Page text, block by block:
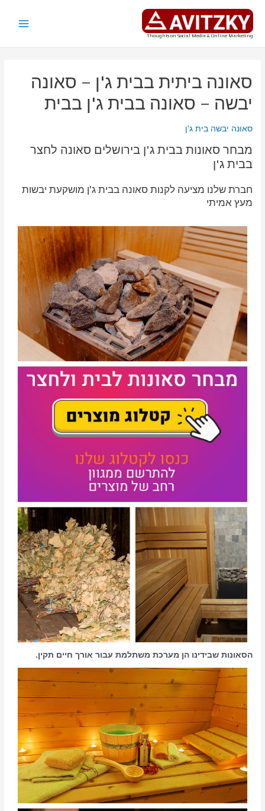
דילוג
לתוכן
Thoughts on Social Media & Online Marketing
סאונה ביתית בבית ג'ן – סאונה
יבשה – סאונה בבית ג'ן בבית
סאונה יבשה בית ג'ן
מבחר סאונות בבית ג'ן בירושלים סאונה לחצר
בבית ג'ן
חברת שלנו מציעה לקנות סאונה בבית ג'ן מושקעת יבשות
מעץ אמיתי
הסאונות שבידינו הן מערכת משתלמת עבור אורך חיים תקין.